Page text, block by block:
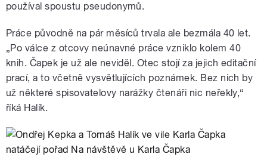
používal spoustu pseudonymů.
Práce původně na pár měsíců trvala ale bezmála 40 let.
„Po válce z otcovy neúnavné práce vzniklo kolem 40
knih. Čapek je už ale neviděl. Otec stojí za jejich editační
prací, a to včetně vysvětlujících poznámek. Bez nich by
už některé spisovatelovy narážky čtenáři nic neřekly,“
říká Halík.